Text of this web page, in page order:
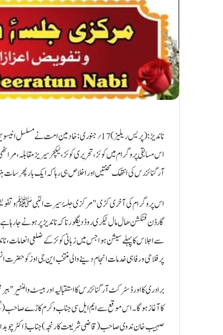
ناندیڑ:(پریس ریلیز)17؍جنوری: خادمین امت نے
اس مسابقی پروگرام میں کوئز، تحریری کوئز، لیکچر سیریزمقابلہ،
آرگنائزرس کی انتھک محنتیں اور اخلاص ہی رہا کہ ایک بار پھر
سے اجلاس کا پہلے سیشن ہوا جس میں زبانی کوئز کے ضلعی انعامات،
پر فلاحی و رفاہی خدمات انجام دینے والی منتخب این جی اوز کو حضرت
کا آغاز ہوگا۔ اس موقع سے ایم ایل سی جناب وکرم کاڑے
صہیب خان ندوی صاحب (قاضی شریعت کارنجہ) جناب ڈاکٹر چوبدار